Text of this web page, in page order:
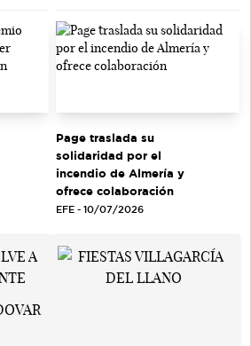
Page traslada su
solidaridad por el
incendio de Almería y
ofrece colaboración
EFE - 10/07/2026